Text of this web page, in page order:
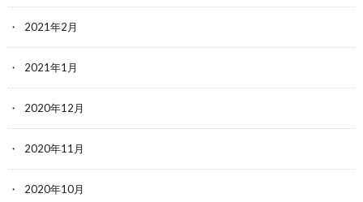
2021年2月
2021年1月
2020年12月
2020年11月
2020年10月